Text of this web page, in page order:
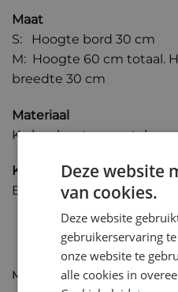
Maat
S:
Hoogte bord 30 cm
M: Hoogte 60 cm totaal.
breedte 30 cm
Materiaal
Kralen, hout en metalen
Kleur
Beige/zwart/goud/
Maat
Deze website
van cookies.
Deze website
gebruikerservaring
onze website te
alle cookies in